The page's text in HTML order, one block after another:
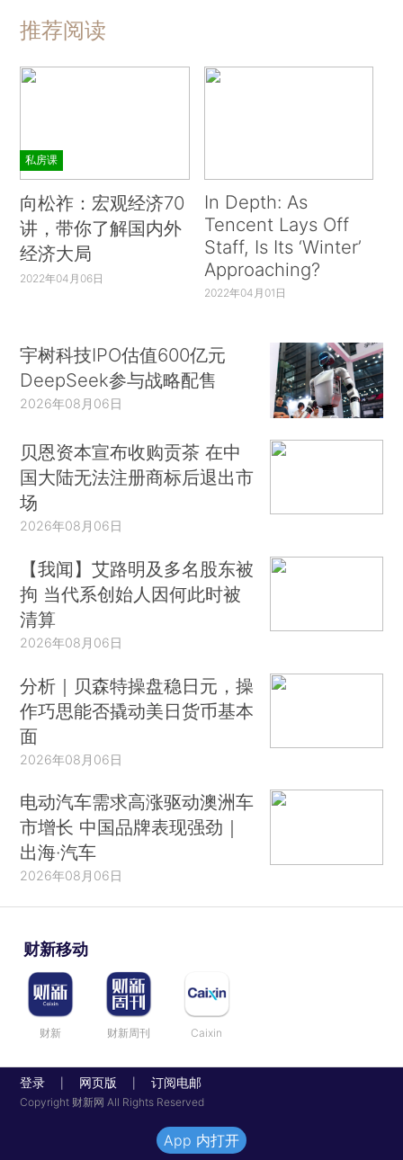
推荐阅读
私房课
向松祚：宏观经济70
讲，带你了解国内外
经济大局
2022年04月06日
In Depth: As
Tencent Lays Off
Staff, Is Its ‘Winter’
Approaching?
2022年04月01日
宇树科技IPO估值600亿元
DeepSeek参与战略配售
2026年08月06日
贝恩资本宣布收购贡茶 在中
国大陆无法注册商标后退出市
场
2026年08月06日
【我闻】艾路明及多名股东被
拘 当代系创始人因何此时被
清算
2026年08月06日
分析｜贝森特操盘稳日元，操
作巧思能否撬动美日货币基本
面
2026年08月06日
电动汽车需求高涨驱动澳洲车
市增长 中国品牌表现强劲｜
出海·汽车
2026年08月06日
财新移动
财新 财新周刊 Caixin
登录 网页版 订阅电邮
Copyright 财新网 All Rights Reserved
App 内打开